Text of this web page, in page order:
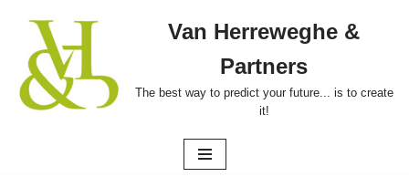
naar
de
inhoud
Van Herreweghe &
Partners
The best way to predict your future... is to create
it!